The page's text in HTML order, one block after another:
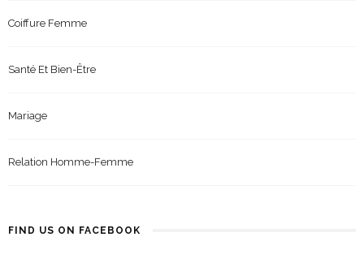
Coiffure Femme
Santé Et Bien-Être
Mariage
Relation Homme-Femme
FIND US ON FACEBOOK